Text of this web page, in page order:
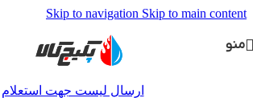
Skip to navigation Skip to main content
منو
ارسال لیست جهت استعلام